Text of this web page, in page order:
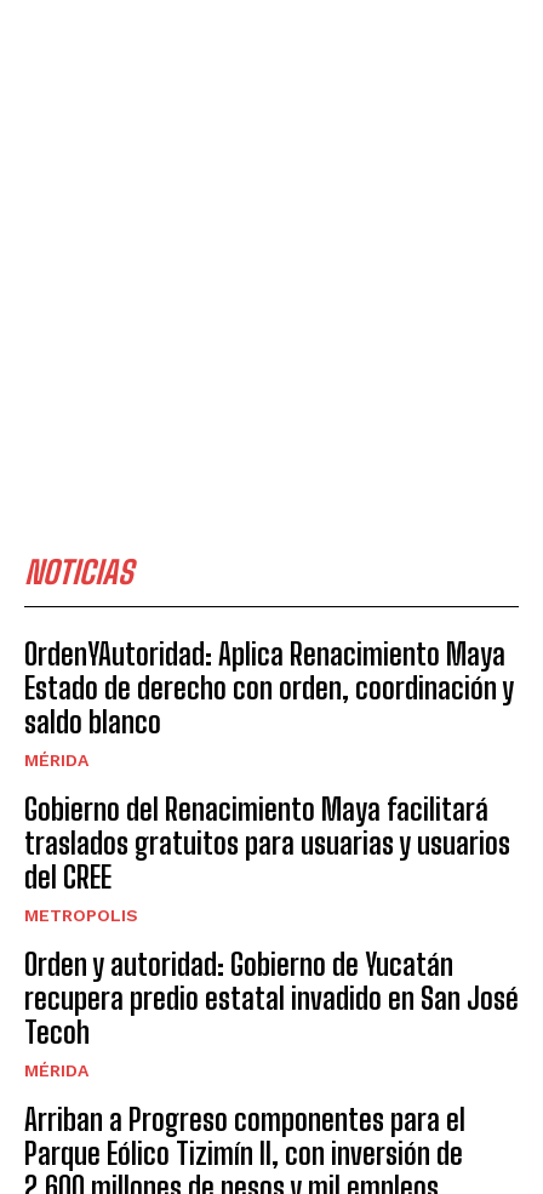
NOTICIAS
OrdenYAutoridad: Aplica Renacimiento Maya
Estado de derecho con orden, coordinación y
saldo blanco
MÉRIDA
Gobierno del Renacimiento Maya facilitará
traslados gratuitos para usuarias y usuarios
del CREE
METROPOLIS
Orden y autoridad: Gobierno de Yucatán
recupera predio estatal invadido en San José
Tecoh
MÉRIDA
Arriban a Progreso componentes para el
Parque Eólico Tizimín II, con inversión de